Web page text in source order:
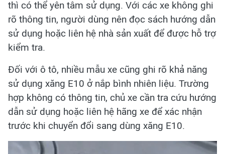
thì có thể yên tâm sử dụng. Với các xe không ghi
rõ thông tin, người dùng nên đọc sách hướng dẫn
sử dụng hoặc liên hệ nhà sản xuất để được hỗ trợ
kiểm tra.
Đối với ô tô, nhiều mẫu xe cũng ghi rõ khả năng
sử dụng xăng E10 ở nắp bình nhiên liệu. Trường
hợp không có thông tin, chủ xe cần tra cứu hướng
dẫn sử dụng hoặc liên hệ hãng xe để xác nhận
trước khi chuyển đổi sang dùng xăng E10.